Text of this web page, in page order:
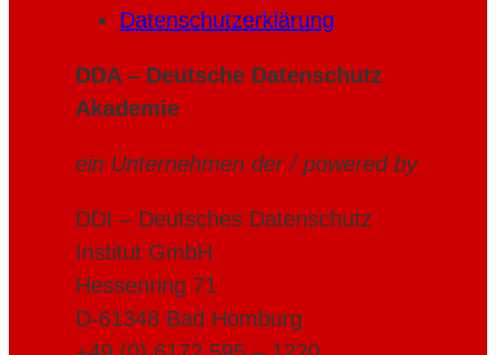
Datenschutzerklärung
DDA – Deutsche Datenschutz
Akademie
ein Unternehmen der / powered by
DDI – Deutsches Datenschutz
Institut GmbH
Hessenring 71
D-61348 Bad Homburg